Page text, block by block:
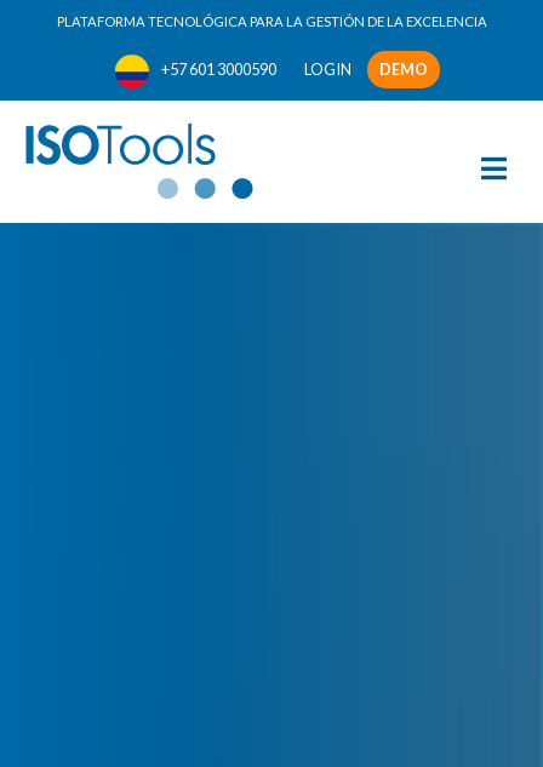
PLATAFORMA TECNOLÓGICA PARA LA GESTIÓN DE LA EXCELENCIA
+57 601 3000590 LOGIN DEMO